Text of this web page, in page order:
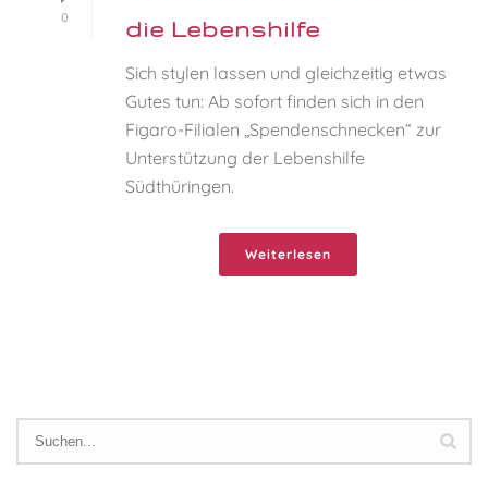
0
die Lebenshilfe
Sich stylen lassen und gleichzeitig etwas
Gutes tun: Ab sofort finden sich in den
Figaro-Filialen „Spendenschnecken“ zur
Unterstützung der Lebenshilfe
Südthüringen.
Weiterlesen